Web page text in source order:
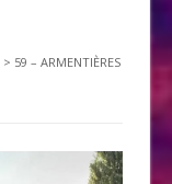
> 59 – ARMENTIÈRES